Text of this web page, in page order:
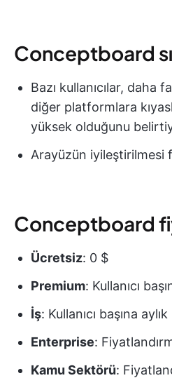
Conceptboard
Bazı kullanıcılar, daha
diğer platformlara
yüksek olduğunu
Arayüzün iyileştirilmesi
Conceptboard
Ücretsiz: 0 $
Premium: Kullanıcı
İş: Kullanıcı başına
Enterprise:
Kamu Sektörü: